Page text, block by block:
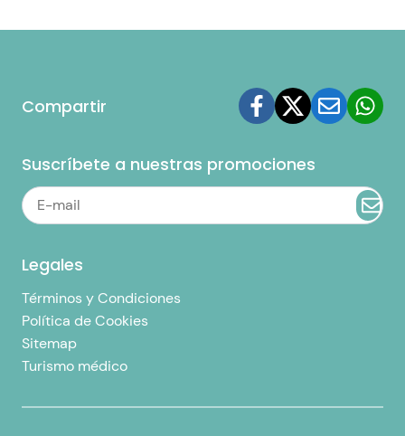
Compartir
Suscríbete a nuestras promociones
Legales
Términos y Condiciones
Política de Cookies
Sitemap
Turismo médico